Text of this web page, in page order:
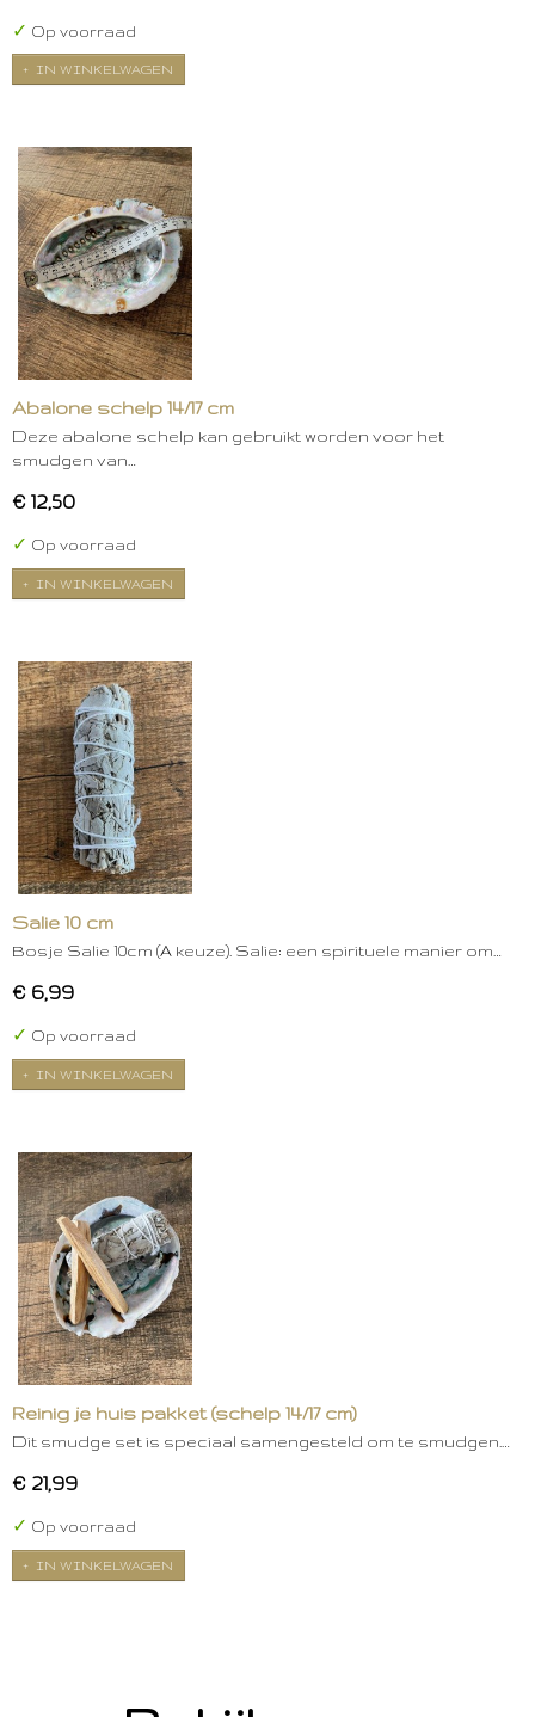
✓ Op voorraad
IN WINKELWAGEN
Abalone schelp 14/17 cm
Deze abalone schelp kan gebruikt worden voor het
smudgen van…
€ 12,50
✓ Op voorraad
IN WINKELWAGEN
Salie 10 cm
Bosje Salie 10cm (A keuze). Salie: een spirituele manier om…
€ 6,99
✓ Op voorraad
IN WINKELWAGEN
Reinig je huis pakket (schelp 14/17 cm)
Dit smudge set is speciaal samengesteld om te smudgen.…
€ 21,99
✓ Op voorraad
IN WINKELWAGEN